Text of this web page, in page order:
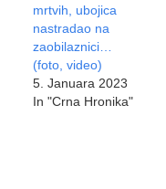
mrtvih, ubojica
nastradao na
zaobilaznici…
(foto, video)
5. Januara 2023
In "Crna Hronika"